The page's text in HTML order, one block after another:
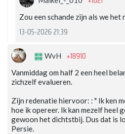
Zou een schande zijn als we het
13-05-2026 21:39
WvH +18910
Vanmiddag om half 2 een heel
zichzelf evalueren.
Zijn redenatie hiervoor: : " Ik ken
hoe ik opereer. Ik kan mezelf heel
gewoon het dichtstbij. Dus dat is
Persie.